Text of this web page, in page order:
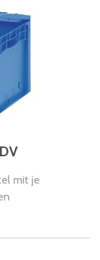
mit je